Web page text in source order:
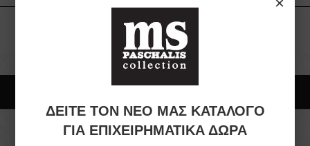
Βρείτε μας
ΔΕΙΤΕ ΤΟΝ ΝΕΟ ΜΑΣ ΚΑΤΑΛΟΓΟ
ΓΙΑ ΕΠΙΧΕΙΡΗΜΑΤΙΚΑ ΔΩΡΑ